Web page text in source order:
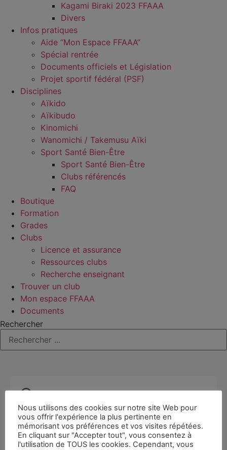
Kagami Biraki 2023 FFAAA
Divers
Infos pratiques
Aide “Mon Espace FFAAA”
Spécial rentrée
Documents officiels et Législation
Projet sportif fédéral (PSF)
Disciplines
Aïkido
Aïkibudo
Kinomichi
Wanomichi / Takemusu Aïki
Sport Santé Bien-Être
Sport Santé Bien-Être
Clubs référencés
FAQ
Boutique
Formation
Grades
Clubs
Licence et assurance
Ressources clubs
Recherche enseignant
Trouver un club
Mon espace FFAAA
Documents
Rechercher
Nous utilisons des cookies sur notre site Web pour
vous offrir l'expérience la plus pertinente en
mémorisant vos préférences et vos visites répétées.
En cliquant sur "Accepter tout", vous consentez à
l'utilisation de TOUS les cookies. Cependant, vous